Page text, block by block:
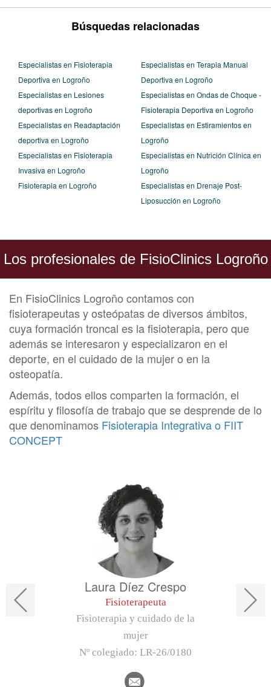
Búsquedas relacionadas
Especialistas en Fisioterapia
Deportiva en Logroño
Especialistas en Lesiones
deportivas en Logroño
Especialistas en Readaptación
deportiva en Logroño
Especialistas en Fisioterapia
Invasiva en Logroño
Fisioterapia en Logroño
Especialistas en Terapia Manual
Deportiva en Logroño
Especialistas en Ondas de Choque -
Fisioterapia Deportiva en Logroño
Especialistas en Estiramientos en
Logroño
Especialistas en Nutrición Clínica en
Logroño
Especialistas en Drenaje Post-
Liposucción en Logroño
Los profesionales de FisioClinics Logroño
En FisioClinics Logroño contamos con
fisioterapeutas y osteópatas de diversos ámbitos,
cuya formación troncal es la fisioterapia, pero que
además se interesaron y especializaron en el
deporte, en el cuidado de la mujer o en la
osteopatía.
Además, todos ellos comparten la formación, el
espíritu y filosofía de trabajo que se desprende de lo
que denominamos Fisioterapia Integrativa o FIIT
CONCEPT
Laura Díez Crespo
Fisioterapeuta
Fisioterapia y cuidado de la
mujer
Nº colegiado: LR-26/0180